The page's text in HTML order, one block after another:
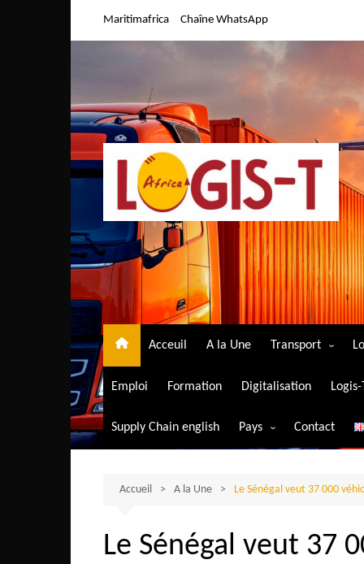
Maritimafrica Chaîne WhatsApp
Acceuil A la Une Transport
Transport aérien
Transport
Transport routier
Emploi Formation Digitalisation
Supply Chain english Pays
Algérie
Bénin
Contact
Accueil A la Une Le Sénégal veut 37 000
Le Sénégal veut 37